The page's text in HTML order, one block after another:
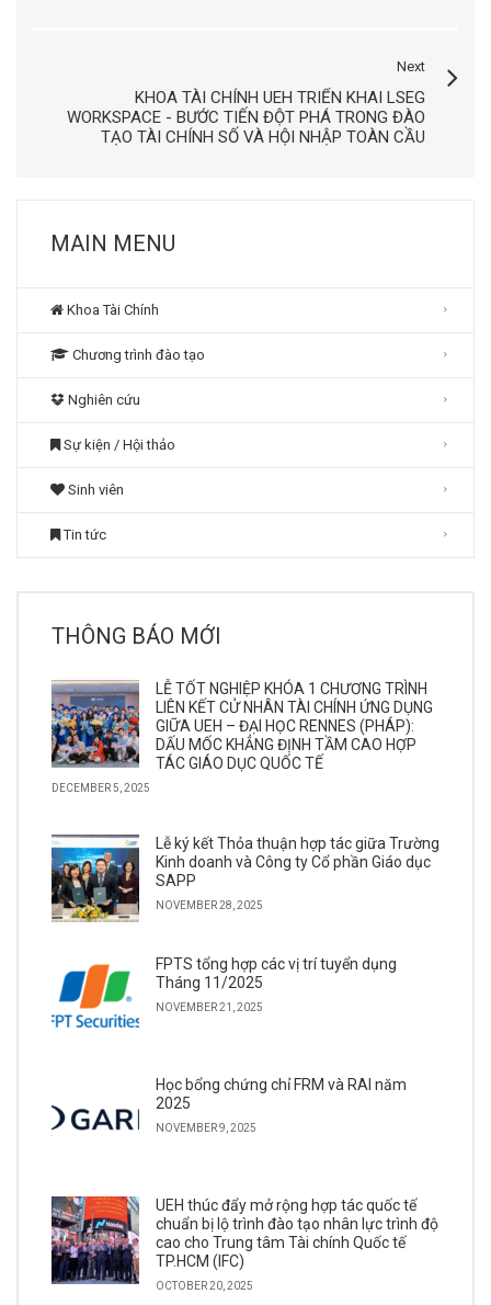
Next
KHOA TÀI CHÍNH UEH TRIỂN KHAI LSEG
WORKSPACE - BƯỚC TIẾN ĐỘT PHÁ TRONG ĐÀO
TẠO TÀI CHÍNH SỐ VÀ HỘI NHẬP TOÀN CẦU
MAIN MENU
Khoa Tài Chính
Chương trình đào tạo
Nghiên cứu
Sự kiện / Hội thảo
Sinh viên
Tin tức
THÔNG BÁO MỚI
LỄ TỐT NGHIỆP KHÓA 1 CHƯƠNG TRÌNH
LIÊN KẾT CỬ NHÂN TÀI CHÍNH ỨNG DỤNG
GIỮA UEH – ĐẠI HỌC RENNES (PHÁP):
DẤU MỐC KHẲNG ĐỊNH TẦM CAO HỢP
TÁC GIÁO DỤC QUỐC TẾ
DECEMBER 5, 2025
Lễ ký kết Thỏa thuận hợp tác giữa Trường
Kinh doanh và Công ty Cổ phần Giáo dục
SAPP
NOVEMBER 28, 2025
FPTS tổng hợp các vị trí tuyển dụng
Tháng 11/2025
NOVEMBER 21, 2025
Học bổng chứng chỉ FRM và RAI năm
2025
NOVEMBER 9, 2025
UEH thúc đẩy mở rộng hợp tác quốc tế
chuẩn bị lộ trình đào tạo nhân lực trình độ
cao cho Trung tâm Tài chính Quốc tế
TP.HCM (IFC)
OCTOBER 20, 2025